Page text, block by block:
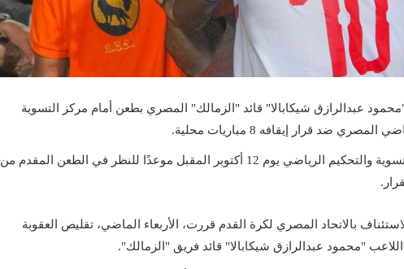
عبدالرازق شيكابالا" قائد "الزمالك" المصري بطعن أمام مركز التسوية
ضد قرار إيقافه 8 مباريات محلية.
وحدد مركز التسوية والتحكيم الرياضي يوم 12 أكتوبر المقبل موعدًا للنظر في الطعن المقدم من
بالاتحاد المصري لكرة القدم قررت، الأربعاء الماضي، تقليص العقوبة
"محمود عبدالرازق شيكابالا" قائد فريق "الزمالك".